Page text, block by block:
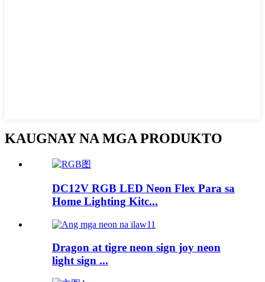
KAUGNAY NA MGA PRODUKTO
DC12V RGB LED Neon Flex Para sa
Home Lighting Kitc...
Dragon at tigre neon sign joy neon
light sign ...